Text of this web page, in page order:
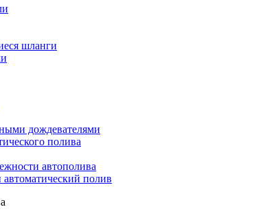
шланги
дождевателями
полива
автополива
полив